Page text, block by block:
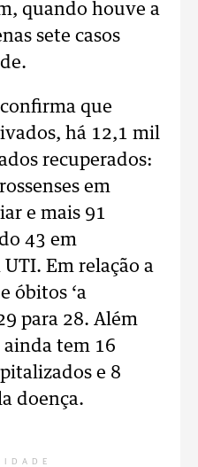
quando houve a
sete casos
que
há 12,1 mil
recuperados:
em
e mais 91
43 em
Em relação a
óbitos ‘a
para 28. Além
ainda tem 16
e 8
doença.